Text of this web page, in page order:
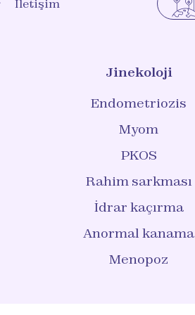
İletişim
Jinekoloji
Endometriozis
Myom
PKOS
Rahim sarkması
İdrar kaçırma
Anormal kanama
Menopoz